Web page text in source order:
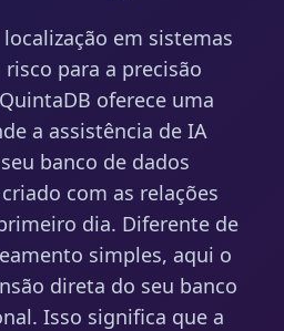
em sistemas
para a precisão
oferece uma
a assistência de IA
banco de dados
com as relações
dia. Diferente de
simples, aqui o
direta do seu banco
Isso significa que a